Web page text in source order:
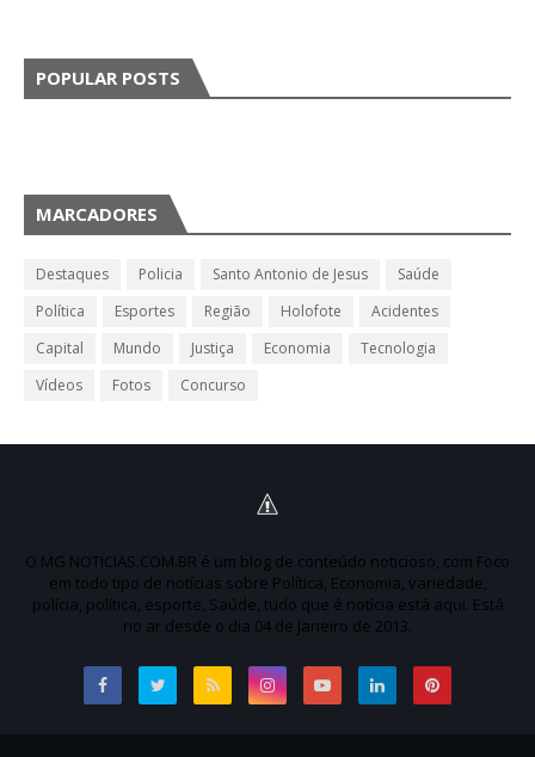
POPULAR POSTS
MARCADORES
Destaques Policia Santo Antonio de Jesus
Saúde
Política
Esportes Região Holofote
Acidentes
Capital
Mundo Justiça Economia
Tecnologia
Vídeos
Fotos Concurso
O MG NOTICIAS.COM.BR é um blog de conteúdo noticioso, com Foco
em todo tipo de notícias sobre Política, Economia, variedade,
polícia, política, esporte, Saúde, tudo que é notícia está aqui. Está
no ar desde o dia 04 de Janeiro de 2013.